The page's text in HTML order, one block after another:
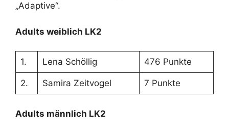
„Adaptive“.
Adults weiblich LK2
1. Lena Schöllig 476 Punkte
2. Samira Zeitvogel 7 Punkte
Adults männlich LK2